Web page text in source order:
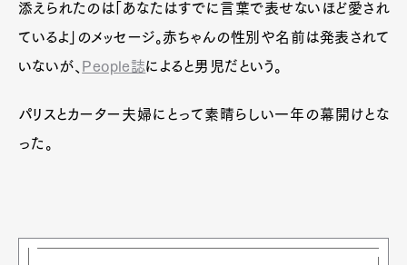
添えられたのは「あなたはすでに言葉で表せないほど愛され
ているよ」のメッセージ。赤ちゃんの性別や名前は発表されて
いないが、
People誌によると男児だという。
パリスとカーター夫婦にとって素晴らしい一年の幕開けとな
った。